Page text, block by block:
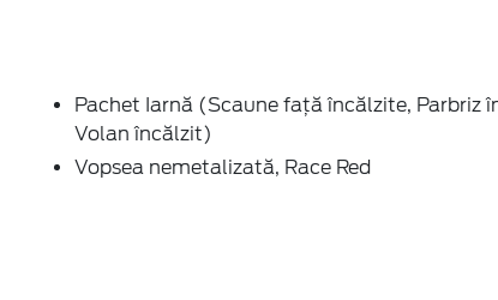
Pachet Iarnă (Scaune față încălzite, Parbriz
Volan încălzit)
Vopsea nemetalizată, Race Red